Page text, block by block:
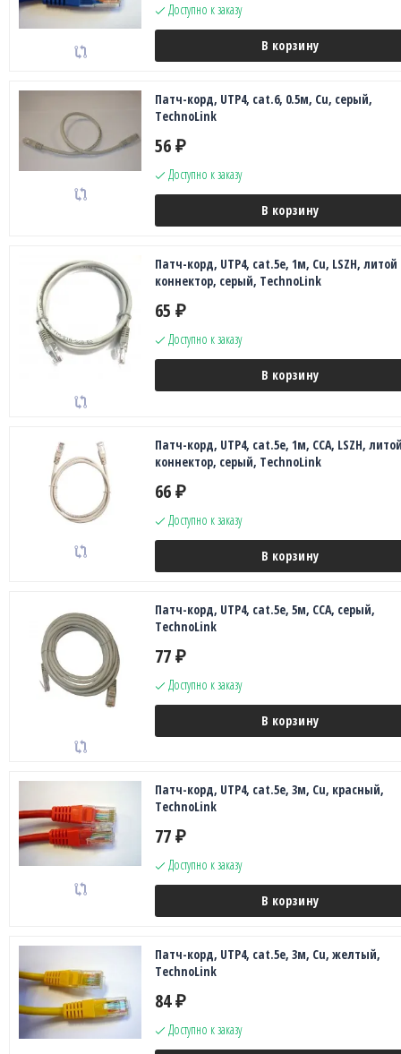
Доступно к заказу
В корзину
Патч-корд, UTP4, cat.6, 0.5м, Сu, серый,
TechnoLink
56 ₽
Доступно к заказу
В корзину
Патч-корд, UTP4, cat.5e, 1м, Сu, LSZH, литой
коннектор, серый, TechnoLink
65 ₽
Доступно к заказу
В корзину
Патч-корд, UTP4, cat.5е, 1м, CCA, LSZH,
коннектор, серый, TechnoLink
66 ₽
Доступно к заказу
В корзину
Патч-корд, UTP4, cat.5е, 5м, CCA, серый,
TechnoLink
77 ₽
Доступно к заказу
В корзину
Патч-корд, UTP4, cat.5e, 3м, Сu, красный,
TechnoLink
77 ₽
Доступно к заказу
В корзину
Патч-корд, UTP4, cat.5e, 3м, Сu, желтый,
TechnoLink
84 ₽
Доступно к заказу